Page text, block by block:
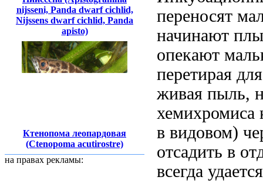
nijsseni, Panda dwarf cichlid,
Nijssens dwarf cichlid, Panda
apisto)
Ктенопома леопардовая
(Ctenopoma acutirostre)
на правах рекламы:
переносят
начинают
опекают
перетирая
живая пыль,
хемихромиса
в видовом)
отсадить в
всегда